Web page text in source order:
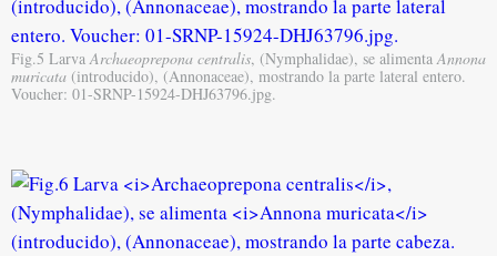
Fig.5 LarvaArchaeoprepona centralis, (Nymphalidae), se alimentaAnnona
muricata (introducido), (Annonaceae), mostrando la parte lateral entero.
Voucher: 01-SRNP-15924-DHJ63796.jpg.